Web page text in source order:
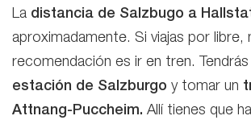
La distancia de Salzbugo a
aproximadamente. Si viajas por libre,
recomendación es ir en tren. Tendrás
estación de Salzburgo y tomar un
Attnang-Puccheim. Allí tienes que